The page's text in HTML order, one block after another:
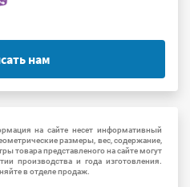
нам
на сайте несет информативный
размеры, вес, содержание,
товара представленого на сайте могут
производства и года изготовления.
в отделе продаж.